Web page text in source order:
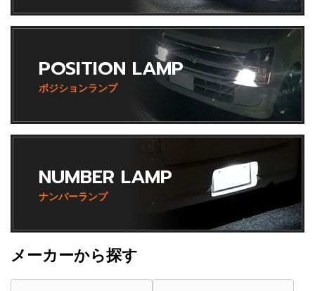
POSITION LAMP
ポジションランプ
NUMBER LAMP
ナンバーランプ
メーカーから探す